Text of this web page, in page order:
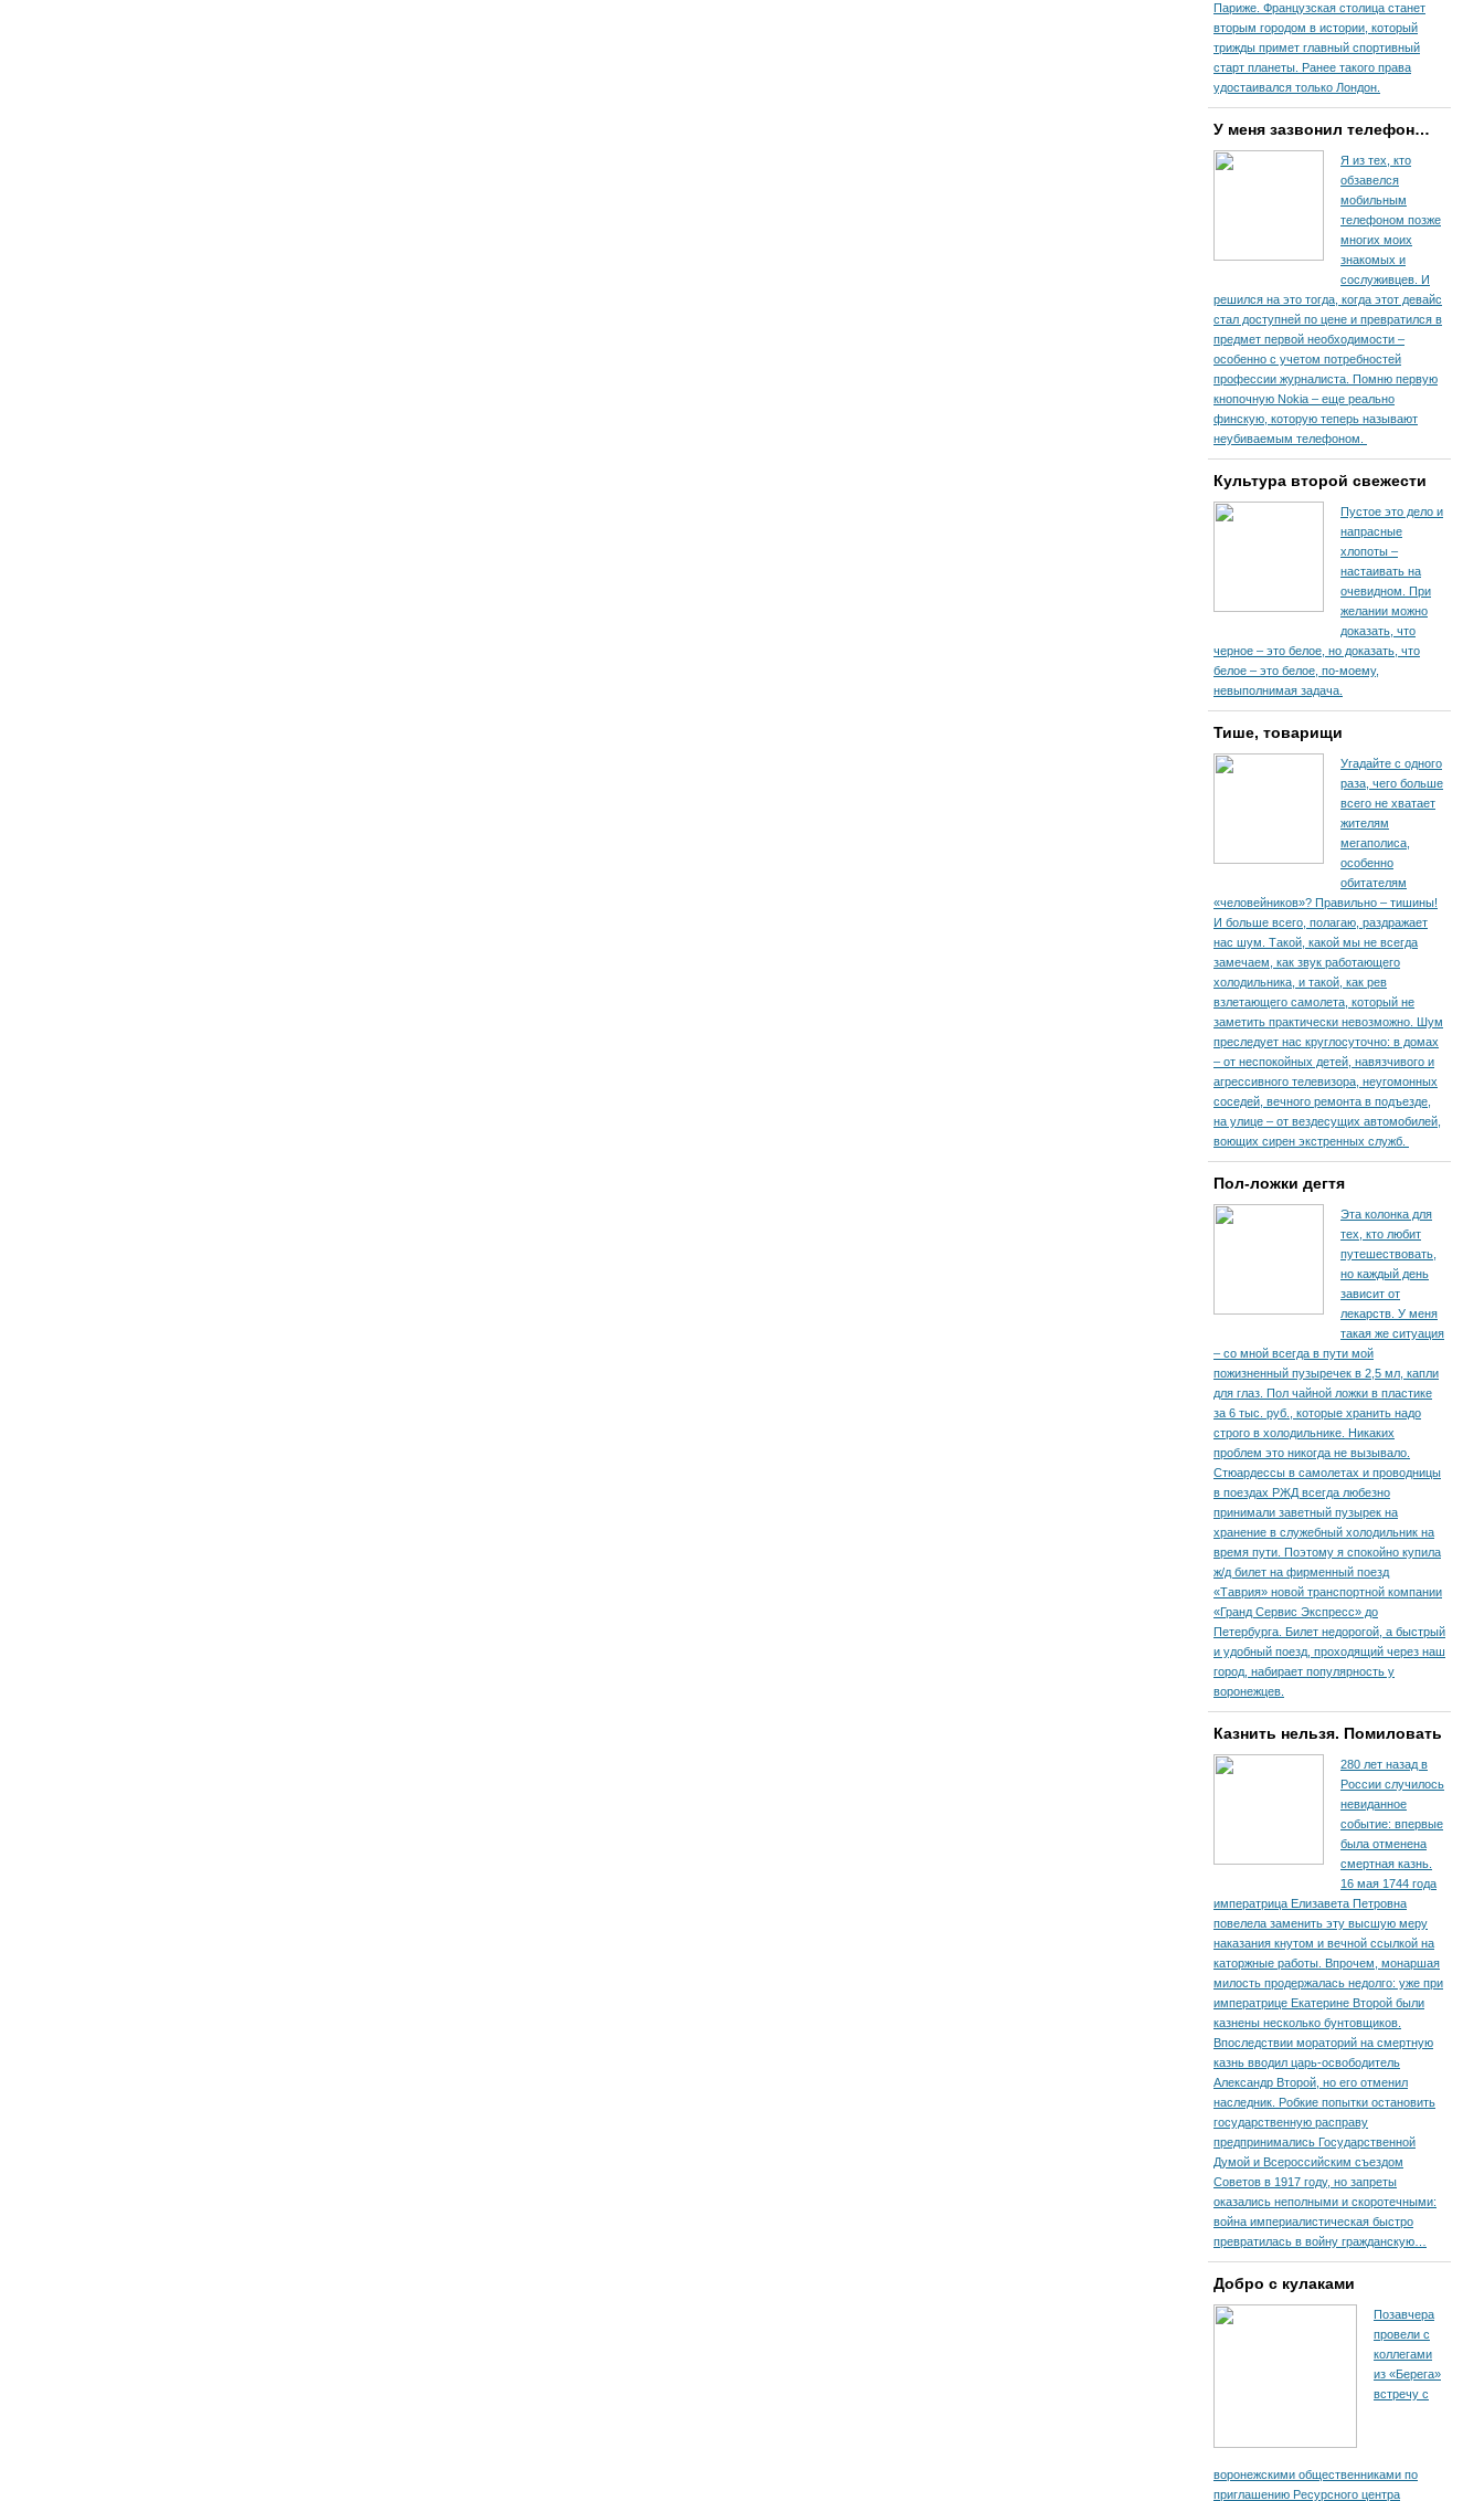
Париже. Французская столица станет
вторым городом в истории, который
трижды примет главный спортивный
старт планеты. Ранее такого права
удостаивался только Лондон.
У меня зазвонил телефон…
Я из тех, кто
обзавелся
мобильным
телефоном позже
многих моих
знакомых и
сослуживцев. И
решился на это тогда, когда этот девайс
стал доступней по цене и превратился в
предмет первой необходимости –
особенно с учетом потребностей
профессии журналиста. Помню первую
кнопочную Nokia – еще реально
финскую, которую теперь называют
неубиваемым телефоном.
Культура второй свежести
Пустое это дело и
напрасные
хлопоты –
настаивать на
очевидном. При
желании можно
доказать, что
черное – это белое, но доказать, что
белое – это белое, по-моему,
невыполнимая задача.
Тише, товарищи
Угадайте с одного
раза, чего больше
всего не хватает
жителям
мегаполиса,
особенно
обитателям
«человейников»? Правильно – тишины!
И больше всего, полагаю, раздражает
нас шум. Такой, какой мы не всегда
замечаем, как звук работающего
холодильника, и такой, как рев
взлетающего самолета, который не
заметить практически невозможно. Шум
преследует нас круглосуточно: в домах
– от неспокойных детей, навязчивого и
агрессивного телевизора, неугомонных
соседей, вечного ремонта в подъезде,
на улице – от вездесущих автомобилей,
воющих сирен экстренных служб.
Пол-ложки дегтя
Эта колонка для
тех, кто любит
путешествовать,
но каждый день
зависит от
лекарств. У меня
такая же ситуация
– со мной всегда в пути мой
пожизненный пузыречек в 2,5 мл, капли
для глаз. Пол чайной ложки в пластике
за 6 тыс. руб., которые хранить надо
строго в холодильнике. Никаких
проблем это никогда не вызывало.
Стюардессы в самолетах и проводницы
в поездах РЖД всегда любезно
принимали заветный пузырек на
хранение в служебный холодильник на
время пути. По­этому я спокойно купила
ж/д билет на фирменный поезд
«Таврия» новой транспортной компании
«Гранд Сервис Экспресс» до
Петербурга. Билет недорогой, а быстрый
и удобный поезд, проходящий через наш
город, набирает популярность у
воронежцев.
Казнить нельзя. Помиловать
280 лет назад в
России случилось
невиданное
событие: впервые
была отменена
смертная казнь.
16 мая 1744 года
императрица Елизавета Петровна
повелела заменить эту высшую меру
наказания кнутом и вечной ссылкой на
каторжные работы. Впрочем, монаршая
милость продержалась недолго: уже при
императрице Екатерине Второй были
казнены несколько бунтовщиков.
Впоследствии мораторий на смертную
казнь вводил царь-освободитель
Александр Второй, но его отменил
наследник. Робкие попытки остановить
государственную расправу
предпринимались Государственной
Думой и Всероссийским съездом
Советов в 1917 году, но запреты
оказались неполными и скоротечными:
война империалистическая быстро
превратилась в войну гражданскую…
Добро с кулаками
Позавчера
провели с
коллегами
из «Берега»
встречу с
воронежскими общественниками по
приглашению Ресурсного центра